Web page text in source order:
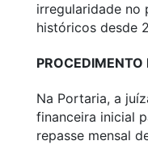
irregularidade no
históricos desde
Na Portaria, a
financeira inicial
repasse mensal